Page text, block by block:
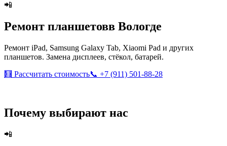
📲
Ремонт планшетовв Вологде
Ремонт iPad, Samsung Galaxy Tab, Xiaomi Pad и других
планшетов. Замена дисплеев, стёкол, батарей.
🧮 Рассчитать стоимость📞 +7 (911) 501-88-28
Почему выбирают нас
📲